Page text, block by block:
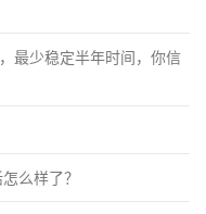
最少稳定半年时间，你信
么样了？